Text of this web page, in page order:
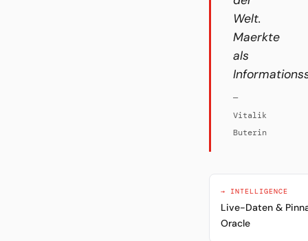
Welt.
Maerkte
als
—
Vitalik
Buterin
→ INTELLIGENCE
Live-Daten &
Oracle